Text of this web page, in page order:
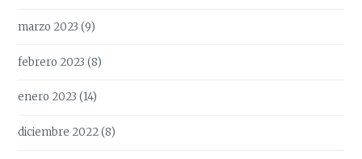
marzo 2023 (9)
febrero 2023 (8)
enero 2023 (14)
diciembre 2022(8)